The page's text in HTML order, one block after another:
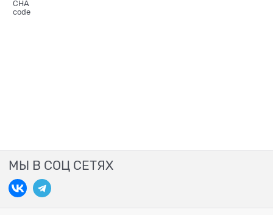
МЫ В СОЦ СЕТЯХ